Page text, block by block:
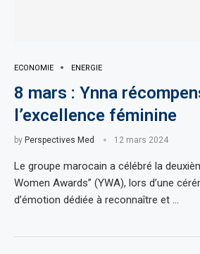
ECONOMIE ENERGIE
8 mars : Ynna
l’excellence féminine
by Perspectives Med 12 mars 2024
Le groupe marocain a célébré la
Women Awards” (YWA), lors d’une
d’émotion dédiée à reconnaître et …